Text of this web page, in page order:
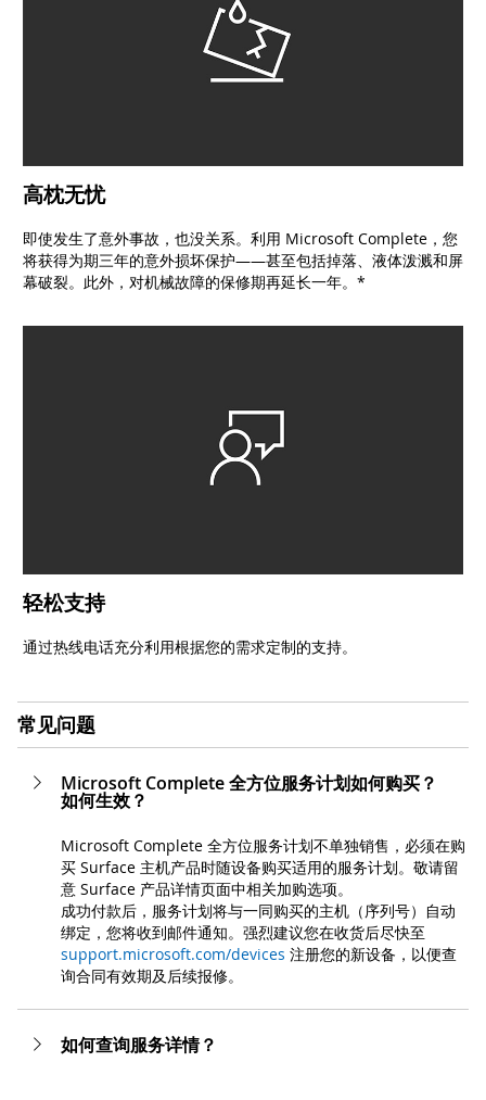
高枕无忧
即使发生了意外事故，也没关系。利用 Microsoft Complete，您
将获得为期三年的意外损坏保护——甚至包括掉落、液体泼溅和屏
幕破裂。此外，对机械故障的保修期再延长一年。*
轻松支持
通过热线电话充分利用根据您的需求定制的支持。
常见问题
Microsoft Complete 全方位服务计划如何购买？
如何生效？
Microsoft Complete 全方位服务计划不单独销售，必须在购
买 Surface 主机产品时随设备购买适用的服务计划。敬请留
意 Surface 产品详情页面中相关加购选项。
成功付款后，服务计划将与一同购买的主机（序列号）自动
绑定，您将收到邮件通知。强烈建议您在收货后尽快至
support.microsoft.com/devices 注册您的新设备，以便查
询合同有效期及后续报修。
如何查询服务详情？